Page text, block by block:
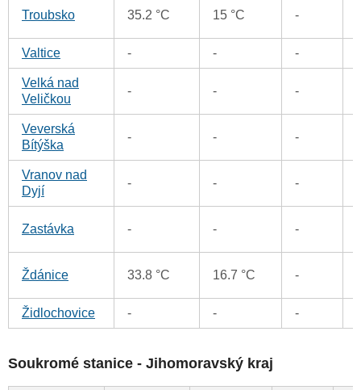
Troubsko 35.2 °C 15 °C -
Valtice - - -
Velká nad
Veličkou
- - -
Veverská
Bítýška
- - -
Vranov nad
Dyjí
- - -
Zastávka - - -
Ždánice 33.8 °C 16.7 °C -
Židlochovice - - -
Soukromé stanice - Jihomoravský kraj